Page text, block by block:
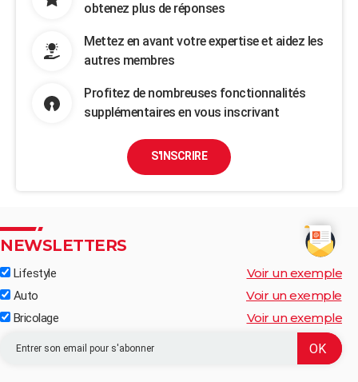
obtenez plus de réponses
Mettez en avant votre expertise et aidez les
autres membres
Profitez de nombreuses fonctionnalités
supplémentaires en vous inscrivant
S'INSCRIRE
NEWSLETTERS
Lifestyle Voir un exemple
Auto Voir un exemple
Bricolage Voir un exemple